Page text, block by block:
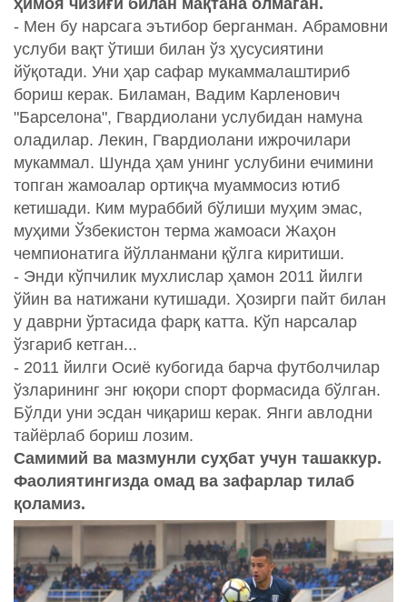
ҳимоя чизиғи билан мақтана олмаган.
- Мен бу нарсага эътибор берганман. Абрамовни
услуби вақт ўтиши билан ўз ҳусусиятини
йўқотади. Уни ҳар сафар мукаммалаштириб
бориш керак. Биламан, Вадим Карленович
"Барселона", Гвардиолани услубидан намуна
оладилар. Лекин, Гвардиолани ижрочилари
мукаммал. Шунда ҳам унинг услубини ечимини
топган жамоалар ортиқча муаммосиз ютиб
кетишади. Ким мураббий бўлиши муҳим эмас,
муҳими Ўзбекистон терма жамоаси Жаҳон
чемпионатига йўлланмани қўлга киритиши.
- Энди кўпчилик мухлислар ҳамон 2011 йилги
ўйин ва натижани кутишади. Ҳозирги пайт билан
у даврни ўртасида фарқ катта. Кўп нарсалар
ўзгариб кетган...
- 2011 йилги Осиё кубогида барча футболчилар
ўзларининг энг юқори спорт формасида бўлган.
Бўлди уни эсдан чиқариш керак. Янги авлодни
тайёрлаб бориш лозим.
Самимий ва мазмунли суҳбат учун ташаккур.
Фаолиятингизда омад ва зафарлар тилаб
қоламиз.